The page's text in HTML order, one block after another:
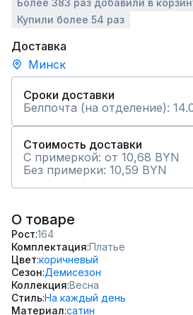
Более 383 раз добавили в
Купили более 54 раз
Доставка
Минск
Сроки доставки
Белпочта (на отделение):
Стоимость доставки
С примеркой: от 10,68 BYN
Без примерки: 10,59 BYN
О товаре
Рост 164
Комплектация Платье
Цвет коричневый
Сезон Демисезон
Коллекция Весна
СтильНа каждый день
Материал сатин